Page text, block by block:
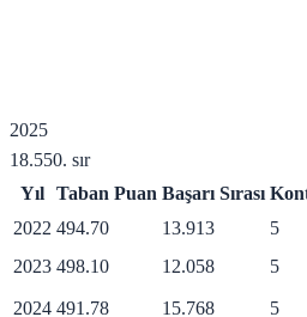
2025
18.550. sır
Yıl Taban Puan Başarı Sırası
2022 494.70 13.913 5
2023 498.10 12.058 5
2024 491.78 15.768 5